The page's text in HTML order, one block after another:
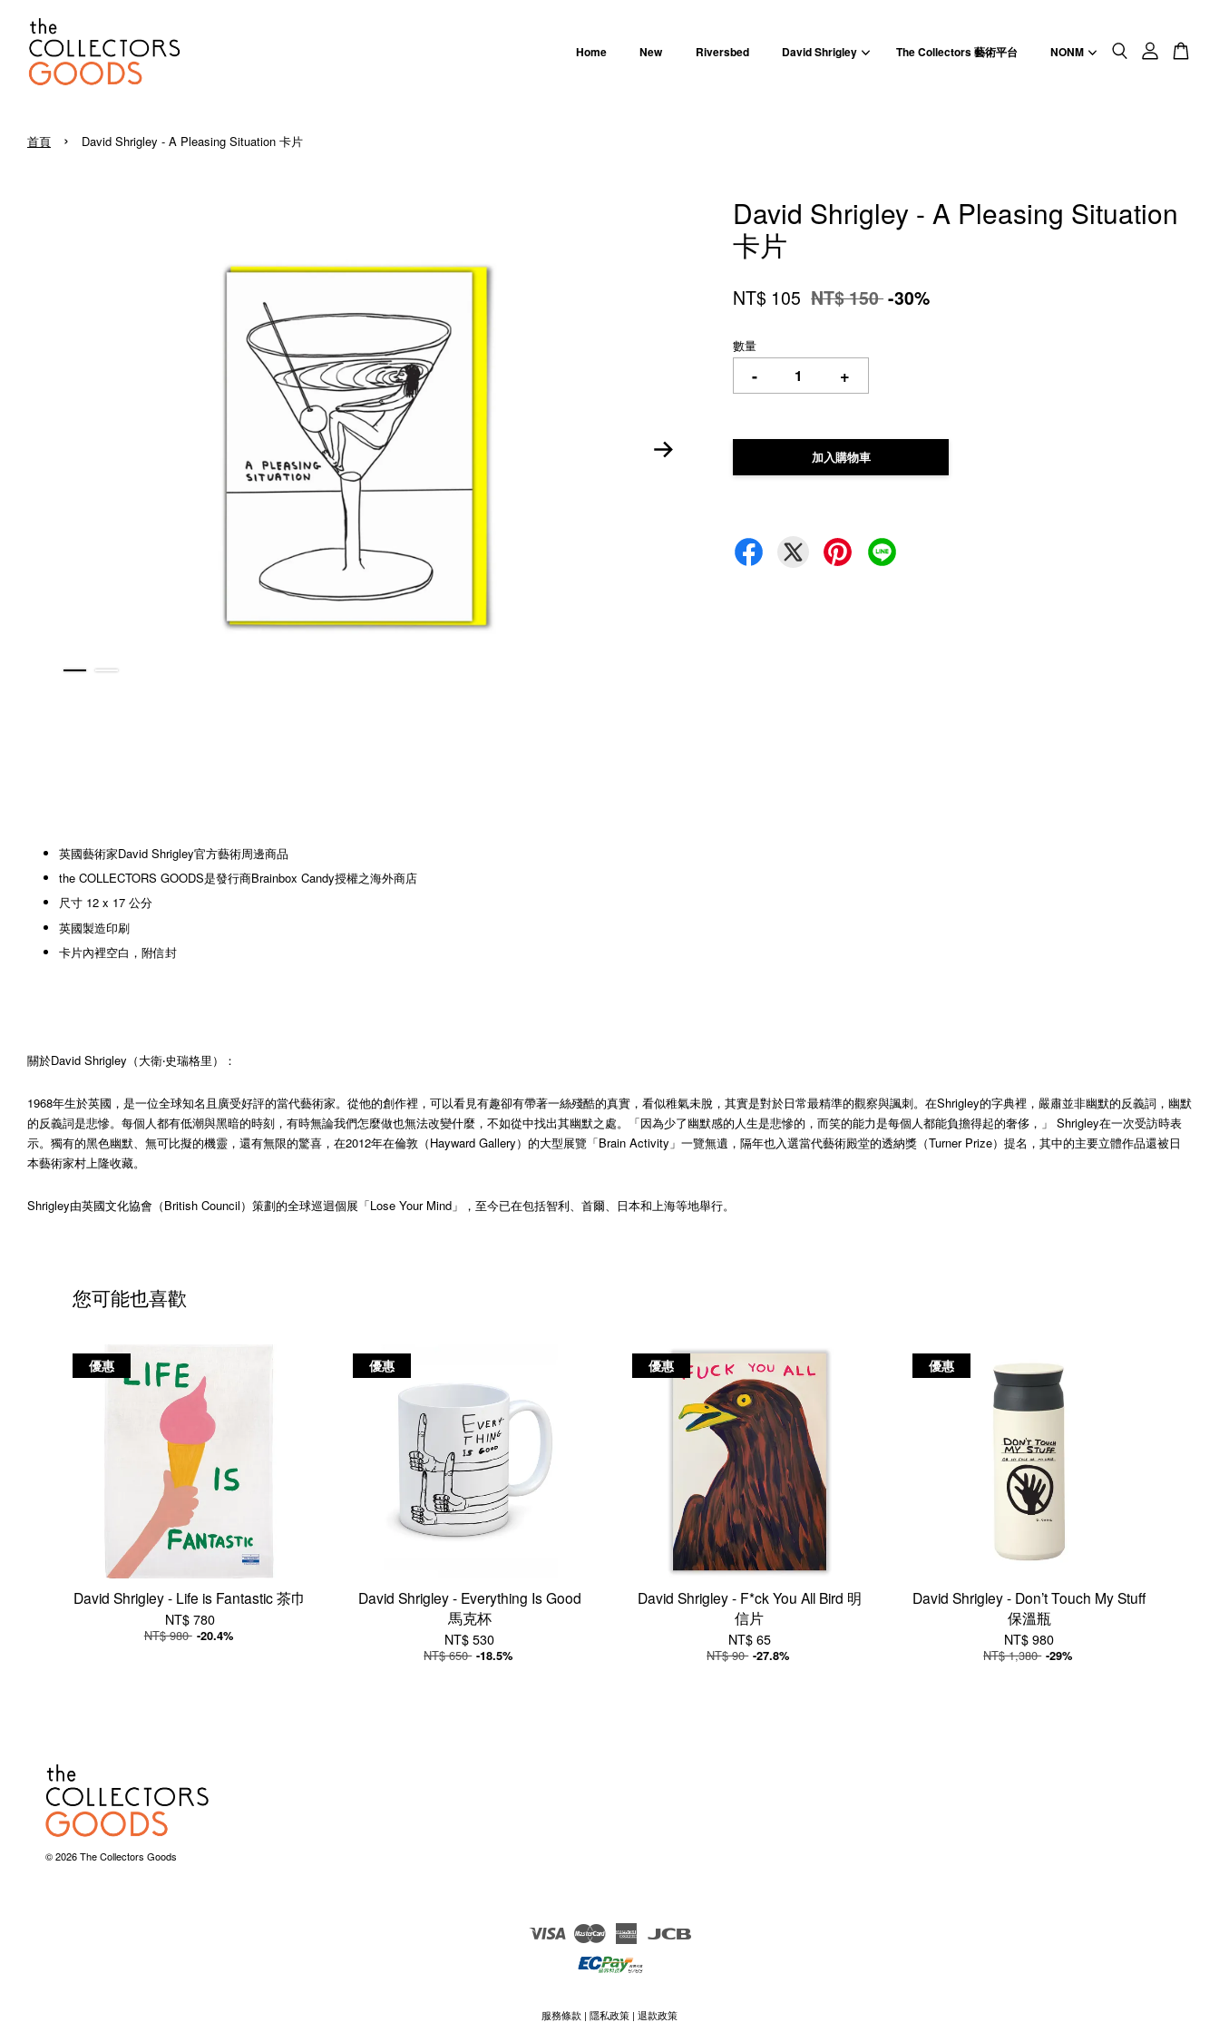
Home New Riversbed David Shrigley The Collectors 藝術平台 NONM
首頁 › David Shrigley - A Pleasing Situation 卡片
David Shrigley - A Pleasing Situation
卡片
NT$ 105 NT$ 150-30%
數量
- +
加入購物車
英國藝術家David Shrigley官方藝術周邊商品
the COLLECTORS GOODS是發行商Brainbox Candy授權之海外商店
尺寸 12 x 17 公分
英國製造印刷
卡片內裡空白，附信封
關於David Shrigley（大衛‧史瑞格里）：
1968年生於英國，是一位全球知名且廣受好評的當代藝術家。從他的創作裡，可以看見有趣卻有帶著一絲殘酷的真實，看似稚氣未脫，其實是對於日常最精準的觀察與諷刺。在Shrigley的字典裡，嚴肅並非幽默的反義詞，幽默
的反義詞是悲慘。每個人都有低潮與黑暗的時刻，有時無論我們怎麼做也無法改變什麼，不如從中找出其幽默之處。「因為少了幽默感的人生是悲慘的，而笑的能力是每個人都能負擔得起的奢侈，」 Shrigley在一次受訪時表
示。獨有的黑色幽默、無可比擬的機靈，還有無限的驚喜，在2012年在倫敦（Hayward Gallery）的大型展覽「Brain Activity」一覽無遺，隔年也入選當代藝術殿堂的透納獎（Turner Prize）提名，其中的主要立體作品還被日
本藝術家村上隆收藏。
Shrigley由英國文化協會（British Council）策劃的全球巡迴個展「Lose Your Mind」，至今已在包括智利、首爾、日本和上海等地舉行。
您可能也喜歡
優惠
David Shrigley - Life is Fantastic 茶巾
NT$ 780
NT$ 980 -20.4%
優惠
David Shrigley - Everything Is Good
馬克杯
NT$ 530
NT$ 650 -18.5%
優惠
David Shrigley - F*ck You All Bird 明
信片
NT$ 65
NT$ 90 -27.8%
優惠
David Shrigley - Don’t Touch My Stuff
保溫瓶
NT$ 980
NT$ 1,380 -29%
© 2026 The Collectors Goods
Visa Master
American
Express
服務條款 | 隱私政策 | 退款政策